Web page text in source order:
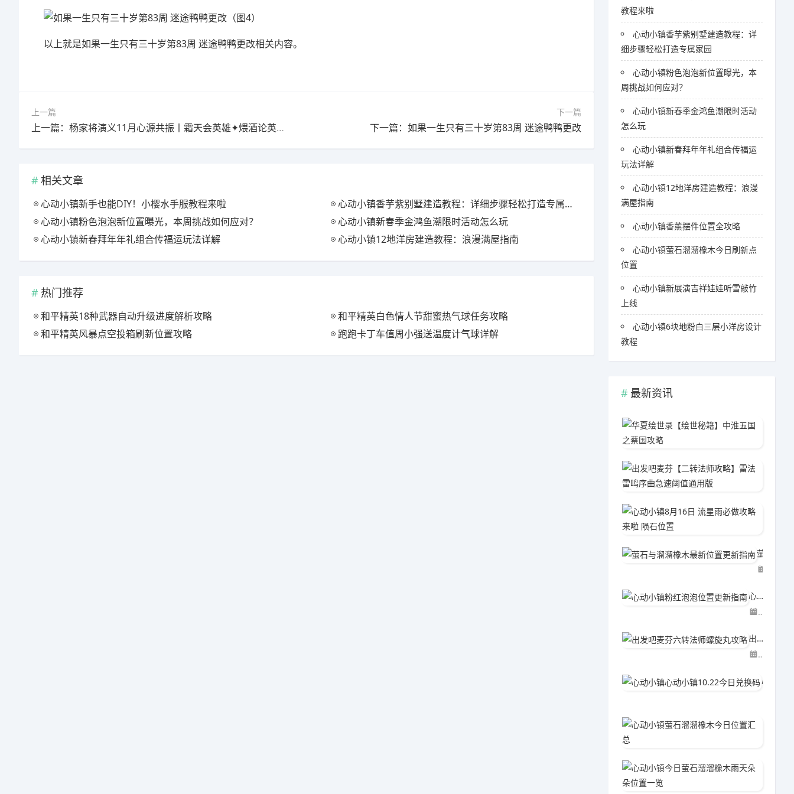
以上就是如果一生只有三十岁第83周 迷途鸭鸭更改相关内容。
上一篇
上一篇：杨家将演义11月心源共振丨霜天会英雄✦煨酒论英豪✦风云一盏茶✦
下一篇
下一篇：如果一生只有三十岁第83周 迷途鸭鸭更改
相关文章
心动小镇新手也能DIY！小樱水手服教程来啦
心动小镇香芋紫别墅建造教程：详细步骤轻松打造专属家园
心动小镇粉色泡泡新位置曝光，本周挑战如何应对？
心动小镇新春季金鸿鱼潮限时活动怎么玩
心动小镇新春拜年年礼组合传福运玩法详解
心动小镇12地洋房建造教程：浪漫满屋指南
热门推荐
和平精英18种武器自动升级进度解析攻略
和平精英白色情人节甜蜜热气球任务攻略
和平精英风暴点空投箱刷新位置攻略
跑跑卡丁车值周小强送温度计气球详解
教程来啦
心动小镇香芋紫别墅建造教程：详
细步骤轻松打造专属家园
心动小镇粉色泡泡新位置曝光，本
周挑战如何应对？
心动小镇新春季金鸿鱼潮限时活动
怎么玩
心动小镇新春拜年年礼组合传福运
玩法详解
心动小镇12地洋房建造教程：浪漫
满屋指南
心动小镇香薰摆件位置全攻略
心动小镇萤石溜溜橡木今日刷新点
位置
心动小镇新展演吉祥娃娃听雪敲竹
上线
心动小镇6块地粉白三层小洋房设计
教程
最新资讯
心动小镇粉红泡泡位置更新指南
06-02
出发吧麦芬六转法师螺旋丸攻略
04-15